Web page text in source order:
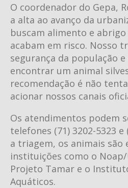
O coordenador do Gepa,
a alta ao avanço da
buscam alimento e abrigo
acabam em risco. Nosso
segurança da população e
encontrar um animal
recomendação é não
acionar nossos canais
Os atendimentos podem
telefones (71) 3202-5323 e
a triagem, os animais são
instituições como o
Projeto Tamar e o
Aquáticos.